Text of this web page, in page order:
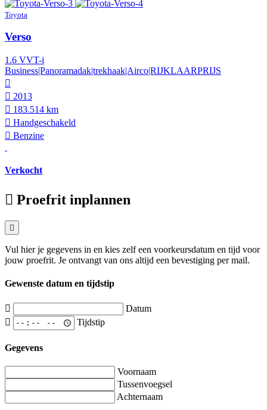
Toyota
Verso
1.6 VVT-i
Business|Panoramadak|trekhaak|Airco|RIJKLAARPRIJS
2013
183.514 km
Hand­geschakeld
Benzine
Verkocht
Proefrit inplannen
Vul hier je gegevens in en kies zelf een voorkeursdatum en tijd voor
jouw proefrit. Je ontvangt van ons altijd een bevestiging per mail.
Gewenste datum en tijdstip
Datum
Tijdstip
Gegevens
Voornaam
Tussenvoegsel
Achternaam